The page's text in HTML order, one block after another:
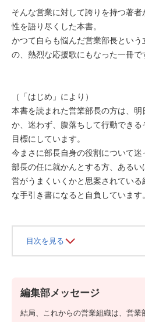
そんな営業に対して誇りを持つ著
性を語り尽くした本書。
かつて自らも悩んだ営業部長とい
の、熱烈な応援歌にもなった一冊で
（「はじめ」により）
本書を読まれた営業部長の方は、明
か、迷わず、腹落ちして行動でき
目標にしています。
今まさに部長自身の役割について
部長の任に就かんとする方、ある
営がうまくいくかと思案されてい
な手引き書になると自負しています。
目次を見る
編集部メッセージ
結局、これからの営業組織は、営